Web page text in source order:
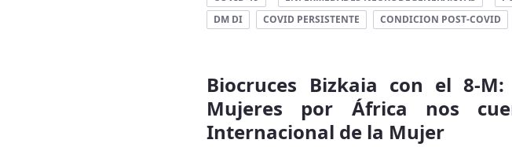
DM DI
COVID PERSISTENTE CONDICION POST-COVID
Biocruces Bizkaia con el 8-
Mujeres por África nos
Internacional de la Mujer